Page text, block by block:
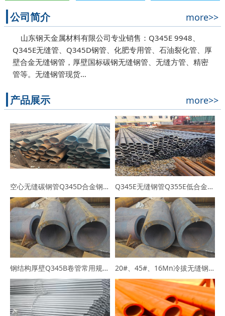
公司简介 more>>
山东钢天金属材料有限公司专业销售：Q345E 9948、
Q345E无缝管、Q345D钢管、化肥专用管、石油裂化管、厚
壁合金无缝钢管，厚壁国标碳钢无缝钢管、无缝方管、精密
管等。无缝钢管现货…
产品展示 more>>
空心无缝碳钢管Q345D合金钢管高压化肥设备低温无缝管 Q345E无缝钢管Q355E低合金高强度钢管
钢结构厚壁Q345B卷管常用规格Q345B报价 20#、45#、16Mn冷拔无缝钢管